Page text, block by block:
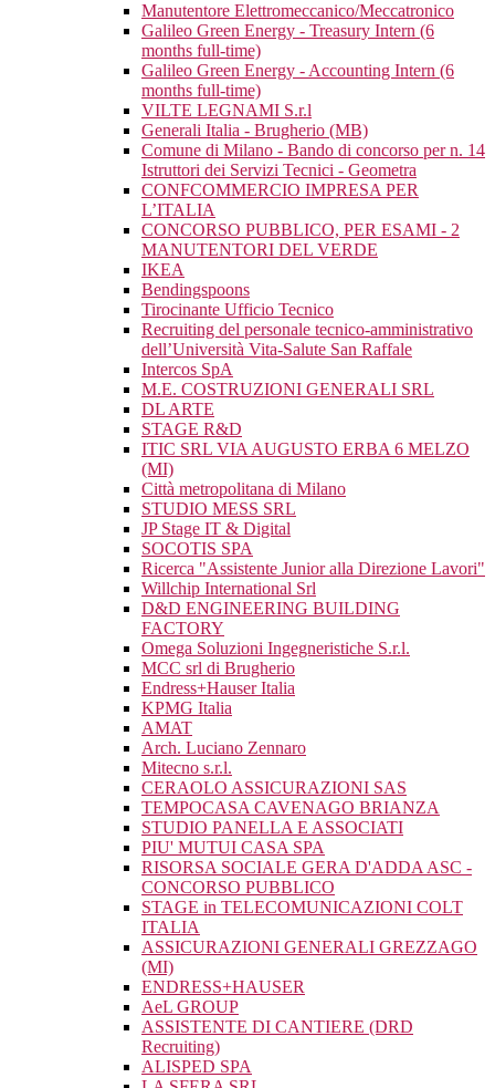
Manutentore Elettromeccanico/Meccatronico
Galileo Green Energy - Treasury Intern (6
months full-time)
Galileo Green Energy - Accounting Intern (6
months full-time)
VILTE LEGNAMI S.r.l
Generali Italia - Brugherio (MB)
Comune di Milano - Bando di concorso per n. 14
Istruttori dei Servizi Tecnici - Geometra
CONFCOMMERCIO IMPRESA PER
L’ITALIA
CONCORSO PUBBLICO, PER ESAMI - 2
MANUTENTORI DEL VERDE
IKEA
Bendingspoons
Tirocinante Ufficio Tecnico
Recruiting del personale tecnico-amministrativo
dell’Università Vita-Salute San Raffale
Intercos SpA
M.E. COSTRUZIONI GENERALI SRL
DL ARTE
STAGE R&D
ITIC SRL VIA AUGUSTO ERBA 6 MELZO
(MI)
Città metropolitana di Milano
STUDIO MESS SRL
JP Stage IT & Digital
SOCOTIS SPA
Ricerca "Assistente Junior alla Direzione Lavori"
Willchip International Srl
D&D ENGINEERING BUILDING
FACTORY
Omega Soluzioni Ingegneristiche S.r.l.
MCC srl di Brugherio
Endress+Hauser Italia
KPMG Italia
AMAT
Arch. Luciano Zennaro
Mitecno s.r.l.
CERAOLO ASSICURAZIONI SAS
TEMPOCASA CAVENAGO BRIANZA
STUDIO PANELLA E ASSOCIATI
PIU' MUTUI CASA SPA
RISORSA SOCIALE GERA D'ADDA ASC -
CONCORSO PUBBLICO
STAGE in TELECOMUNICAZIONI COLT
ITALIA
ASSICURAZIONI GENERALI GREZZAGO
(MI)
ENDRESS+HAUSER
AeL GROUP
ASSISTENTE DI CANTIERE (DRD
Recruiting)
ALISPED SPA